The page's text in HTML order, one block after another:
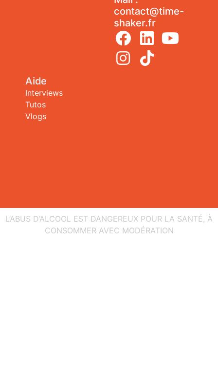
Aide
Interviews
Tutos
Vlogs
contact@time-
shaker.fr
L’ABUS D’ALCOOL EST DANGEREUX POUR LA SANTÉ, À
CONSOMMER AVEC MODÉRATION